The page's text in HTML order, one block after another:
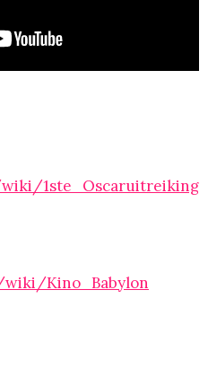
1ste_Oscaruitreiking
Kino_Babylon